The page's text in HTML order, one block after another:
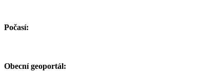
Počasí:
Obecní geoportál: